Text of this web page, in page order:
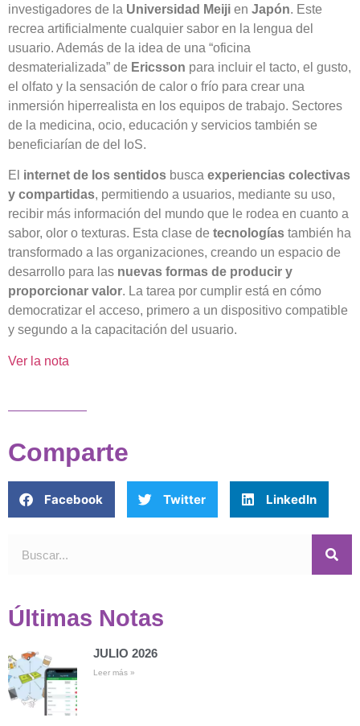
investigadores de la Universidad Meiji en Japón. Este
recrea artificialmente cualquier sabor en la lengua del
usuario. Además de la idea de una “oficina
desmaterializada” de Ericsson para incluir el tacto, el gusto,
el olfato y la sensación de calor o frío para crear una
inmersión hiperrealista en los equipos de trabajo. Sectores
de la medicina, ocio, educación y servicios también se
beneficiarían de del IoS.
El internet de los sentidos busca experiencias colectivas
y compartidas, permitiendo a usuarios, mediante su uso,
recibir más información del mundo que le rodea en cuanto a
sabor, olor o texturas. Esta clase de tecnologías también ha
transformado a las organizaciones, creando un espacio de
desarrollo para las nuevas formas de producir y
proporcionar valor. La tarea por cumplir está en cómo
democratizar el acceso, primero a un dispositivo compatible
y segundo a la capacitación del usuario.
Ver la nota
Comparte
Facebook Twitter LinkedIn
Últimas Notas
JULIO 2026
Leer más »